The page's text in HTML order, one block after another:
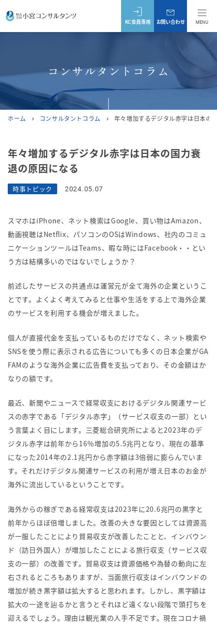
MENU
KC会員専用 お問い合わせ
コンサルタントコラム
ホーム chevron_right コンサルタントコラム chevron_right 年々増加するデジタル赤字は日本の
年々増加するデジタル赤字は日本の国力衰
退の原因になる
時事トピック 2024.05.07
スマホはiPhone、ネット検索はGoogle、買い物はAmazon、
動画視聴はNetflix、パソコンのOSはWindows、社内のコミュ
ニケーションツールはTeams、暇な時にはFacebook ・・とい
う方は結構多いのではないでしょうか？
前述したサービスの共通点は運営元が全て海外の企業というこ
とです。よくよく考えてみると仕事や生活をする上で海外企業
のサービスを利用する機会が増えました。
個人が直接代金を支払っているものだけでなく、ネット検索や
SNSを使う際に表示される広告についても多くの日本企業がGA
FAMのような海外企業に広告費を支払っており、その金額はか
なりの額です。
最近、新聞やニュースで経常収支におけるデジタル関連サービ
スの赤字である「デジタル赤字」（サービス収支の一部）とい
う言葉よく目にします。三菱総合研究所によると2023年のデ
ジタル赤字は前年から 16％増加の5.5兆円となり、現在の基準
になった2014年の2.1兆円から赤字額は3倍弱に膨らんでいま
す。それだけデジタル関連サービスの利用が増え日本のお金が
海外に流出しているということです。
海外からの稼ぎである経常収支は2023年に20.6兆円の黒字と
前年からほぼ倍増しました。改善の大きな要因としては資源高
が一服したことにより貿易収支が改善したことと、インバウン
ド（訪日外国人）が増加したことによる旅行収支（サービス収
支の一部）の改善です。貿易収支は資源価格や為替の動向に左
右されるところもありますが、当面旅行収支はインバウンドの
増加が続き黒字額は拡大すると思われます。しかし、黒字額は
拡大の一途を辿るかと言うとそれほど遠くない段階で頭打ちを
迎えるでしょう。理由は観光業の人手不足です。現在コロナ禍